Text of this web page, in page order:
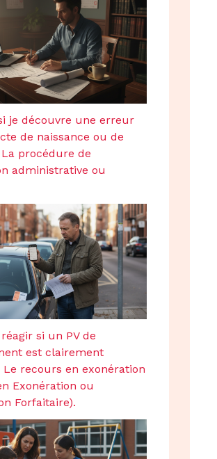
je découvre une erreur
de naissance ou de
procédure de
administrative ou
si un PV de
est clairement
recours en exonération
Exonération ou
Forfaitaire).